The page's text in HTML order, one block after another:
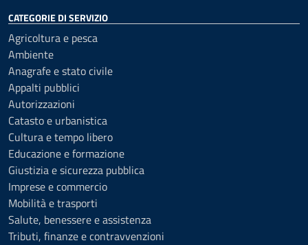
CATEGORIE DI SERVIZIO
Agricoltura e pesca
Ambiente
Anagrafe e stato civile
Appalti pubblici
Autorizzazioni
Catasto e urbanistica
Cultura e tempo libero
Educazione e formazione
Giustizia e sicurezza pubblica
Imprese e commercio
Mobilità e trasporti
Salute, benessere e assistenza
Tributi, finanze e contravvenzioni